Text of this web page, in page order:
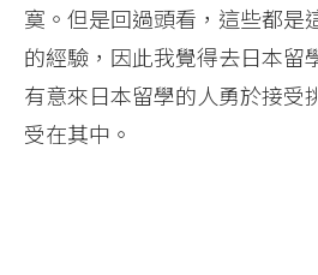
寞。但是回過頭看，這些都是
的經驗，因此我覺得去日本留
有意來日本留學的人勇於接受
受在其中。